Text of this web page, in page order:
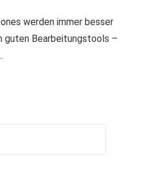
werden immer besser
guten Bearbeitungstools –